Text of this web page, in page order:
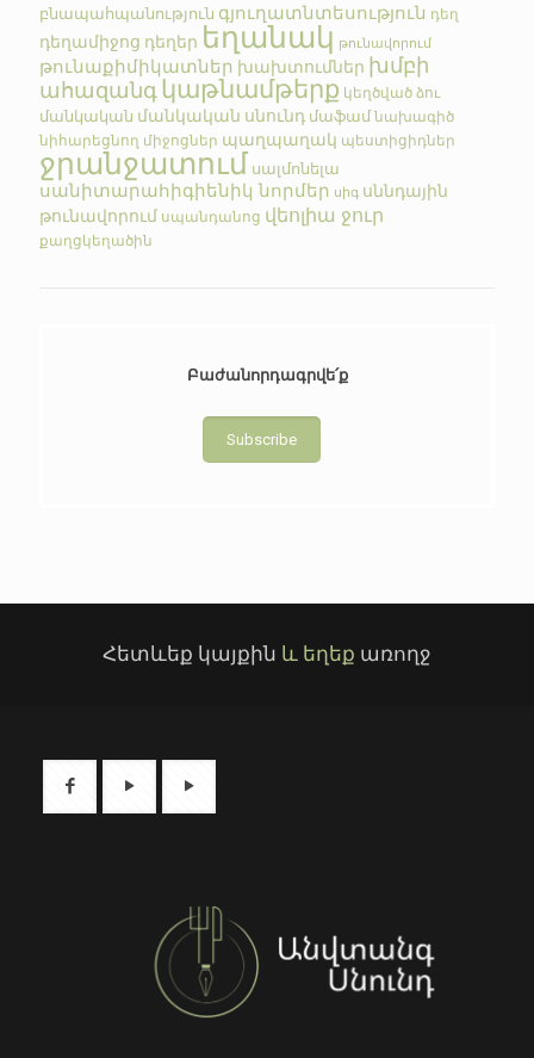
բնապահպանություն գյուղատնտեսություն դեղ
դեղամիջոց դեղեր եղանակ թունավորում
թունաքիմիկատներ խախտումներ խմբի
ահազանգկաթնամթերք կեղծված ձու
մանկական մանկական սնունդ մաֆամ նախագիծ
նիհարեցնող միջոցներ պաղպաղակ պեստիցիդներ
ջրանջատում սալմոնելա
սանիտարահիգիենիկ նորմեր սիգ սննդային
թունավորում սպանդանոց վեոլիա ջուր
քաղցկեղածին
Բաժանորդագրվե՛ք
Subscribe
Հետևեք կայքին և եղեք առողջ